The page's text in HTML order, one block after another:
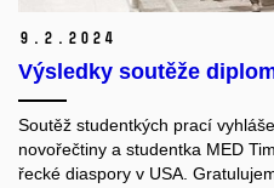
9. 2. 2024
Výsledky soutěže
Soutěž studentkých prací
novořečtiny a studentka MED
řecké diaspory v USA.